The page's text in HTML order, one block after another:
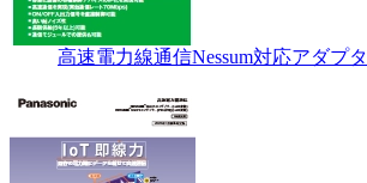
高速電力線通信Nessum対応アダプタ